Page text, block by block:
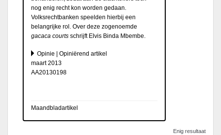
nog enig recht kon worden gedaan.
Volksrechtbanken speelden hierbij een
belangrijke rol. Over deze zogenoemde
gacaca courts schrijft Elvis Binda Mbembe.
Opinie | Opiniërend artikel
maart 2013
AA20130198
Maandbladartikel
Enig resultaat